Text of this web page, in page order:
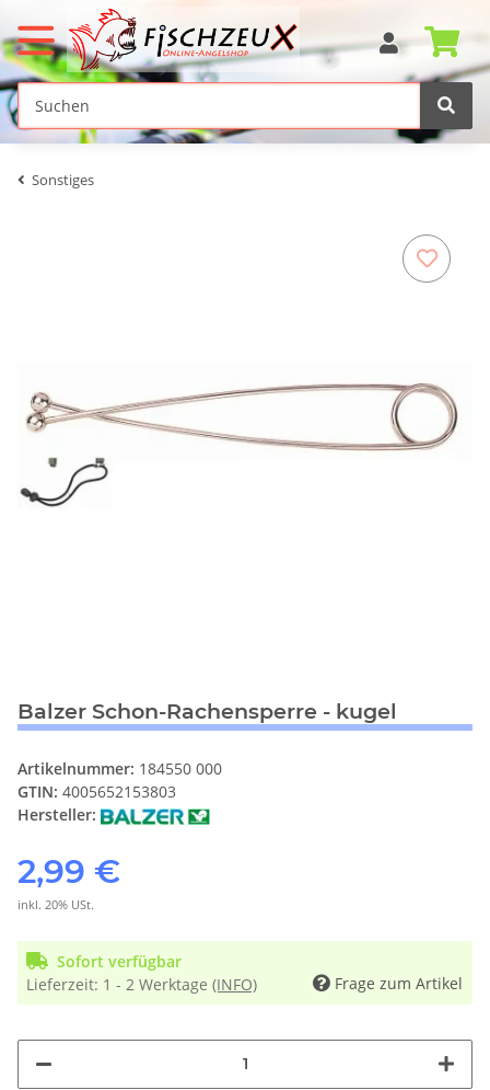
Sonstiges
Balzer Schon-Rachensperre - kugel
Artikelnummer: 184550 000
GTIN: 4005652153803
Hersteller:
2,99 €
inkl. 20% USt.
Sofort verfügbar
Lieferzeit: 1 - 2 Werktage (INFO) Frage zum Artikel